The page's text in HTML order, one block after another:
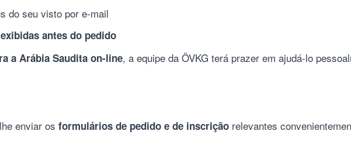
do seu visto por e-mail
antes do pedido
a Arábia Saudita on-line, a equipe da ÖVKG terá prazer em ajudá-lo
enviar os formulários de pedido e de inscriçãorelevantes